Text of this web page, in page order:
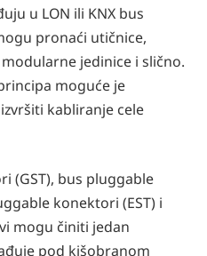
u LON ili KNX bus
pronaći utičnice,
jedinice i slično.
moguće je
kabliranje cele
(GST), bus pluggable
konektori (EST) i
mogu činiti jedan
pod kišobranom